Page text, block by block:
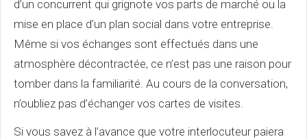
d’un concurrent qui grignote vos parts de marché ou la
mise en place d’un plan social dans votre entreprise.
Même si vos échanges sont effectués dans une
atmosphère décontractée, ce n’est pas une raison pour
tomber dans la familiarité. Au cours de la conversation,
n’oubliez pas d’échanger vos cartes de visites.
Si vous savez à l’avance que votre interlocuteur paiera